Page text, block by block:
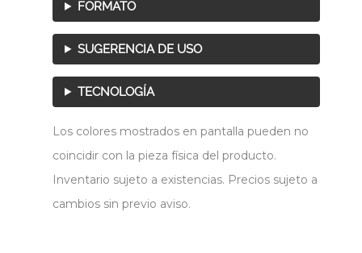
FORMATO
SUGERENCIA DE USO
TECNOLOGÍA
Los colores mostrados en pantalla pueden no
coincidir con la pieza física del producto.
Inventario sujeto a existencias. Precios sujeto a
cambios sin previo aviso.